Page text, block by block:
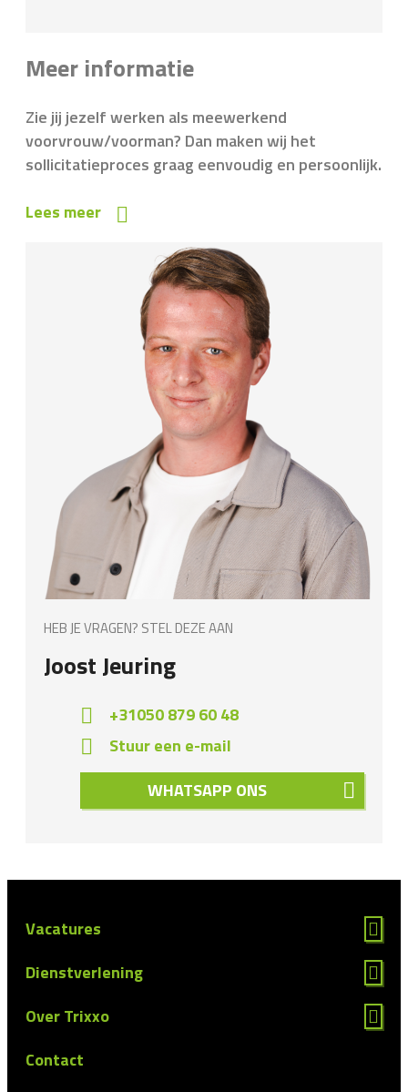
Meer informatie
Zie jij jezelf werken als meewerkend
voorvrouw/voorman? Dan maken wij het
sollicitatieproces graag eenvoudig en persoonlijk.
Lees meer
HEB JE VRAGEN? STEL DEZE AAN
Joost Jeuring
+31050 879 60 48
Stuur een e-mail
WHATSAPP ONS
Vacatures
Dienstverlening
Over Trixxo
Contact